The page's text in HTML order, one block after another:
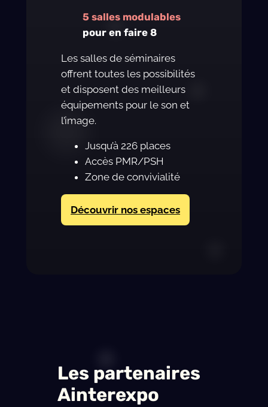
5 salles modulables
pour en faire 8
Les salles de séminaires
offrent toutes les possibilités
et disposent des meilleurs
équipements pour le son et
l’image.
Jusqu’à 226 places
Accès PMR/PSH
Zone de convivialité
Découvrir nos espaces
Les partenaires
Ainterexpo